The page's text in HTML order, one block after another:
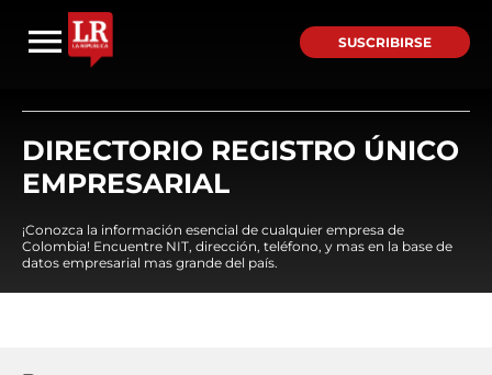
SUSCRIBIRSE
DIRECTORIO REGISTRO ÚNICO
EMPRESARIAL
¡Conozca la información esencial de cualquier empresa de
Colombia! Encuentre NIT, dirección, teléfono, y mas en la base de
datos empresarial mas grande del país.